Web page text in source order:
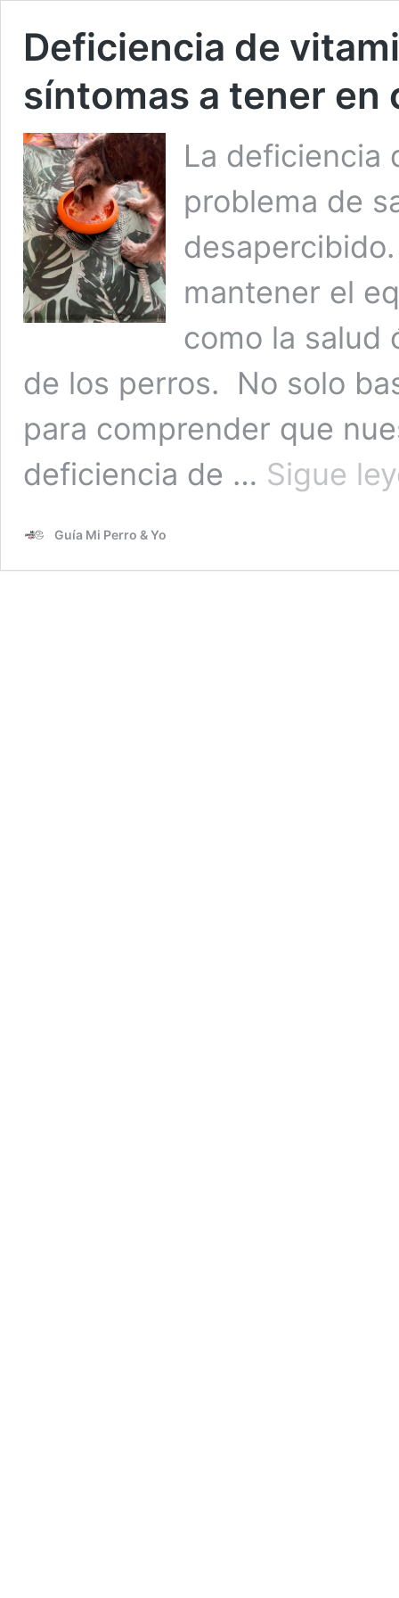
Deficiencia de
síntomas a tener en
La deficiencia
problema de
mantener el
como la salud
de los perros. No solo
para comprender que
deficiencia de … Sigue
Guía Mi Perro & Yo